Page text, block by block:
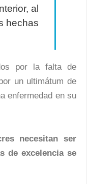
al
hechas
por la falta de
un ultimátum de
enfermedad en su
necesitan ser
de excelencia se